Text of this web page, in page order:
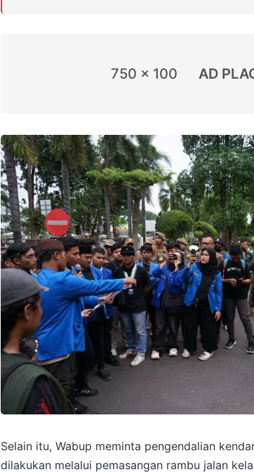
750 x 100 AD
Selain itu, Wabup meminta pengendalian
dilakukan melalui pemasangan rambu jalan